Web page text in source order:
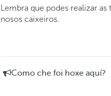
Lembra que podes realizar
nosos caixeiros.
Como che foi hoxe aquí?